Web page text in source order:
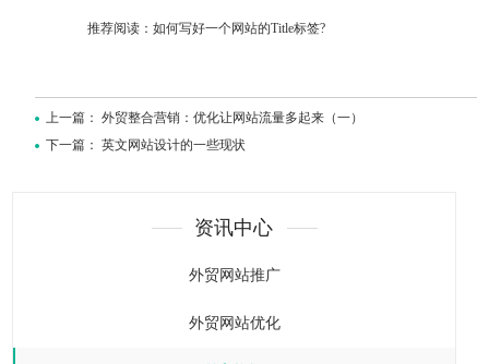
推荐阅读：如何写好一个网站的Title标签?
上一篇：外贸整合营销：优化让网站流量多起来（一）
下一篇：英文网站设计的一些现状
资讯中心
外贸网站推广
外贸网站优化